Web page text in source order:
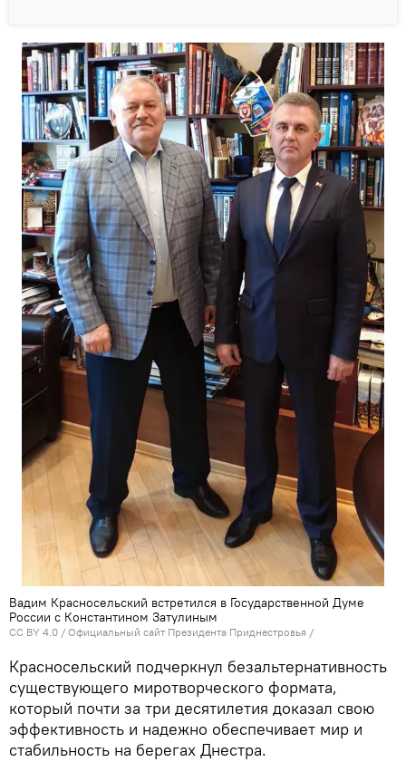
Вадим Красносельский встретился в Государственной Думе
России с Константином Затулиным
CC BY 4.0 / Официальный сайт Президента Приднестровья /
Красносельский подчеркнул безальтернативность
существующего миротворческого формата,
который почти за три десятилетия доказал свою
эффективность и надежно обеспечивает мир и
стабильность на берегах Днестра.